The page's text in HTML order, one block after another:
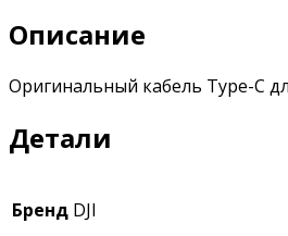
Описание
Оригинальный кабель Type-C
Детали
Бренд DJI